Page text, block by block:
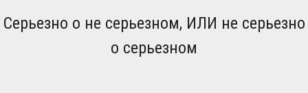
Серьезно о не серьезном, ИЛИ не серьезно
о серьезном